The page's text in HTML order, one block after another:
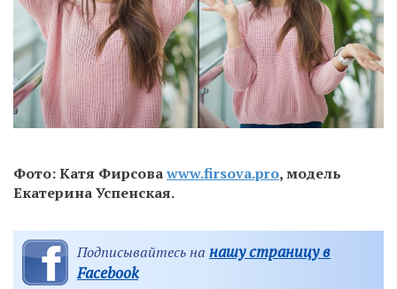
Фото: Катя Фирсоваwww.firsova.pro, модель
Екатерина Успенская.
Подписывайтесь на нашу страницу в
Facebook